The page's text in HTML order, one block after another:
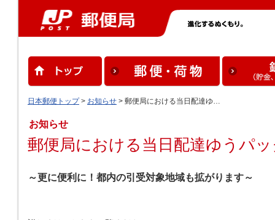
日本郵便トップ> お知らせ > 郵便局における当日配達ゆ…
お知らせ
郵便局における当日配達ゆうパ
～更に便利に！都内の引受対象地域も拡がります～